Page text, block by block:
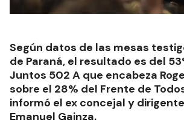
Según datos de las mesas
de Paraná, el resultado es del
Juntos 502 A que encabeza
sobre el 28% del Frente de
informó el ex concejal y dirigente
Emanuel Gainza.